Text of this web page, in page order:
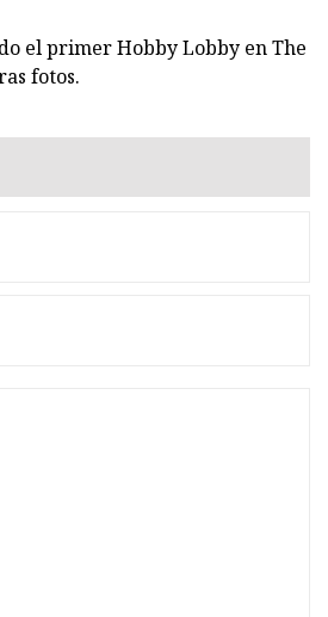
el primer Hobby Lobby en The
fotos.